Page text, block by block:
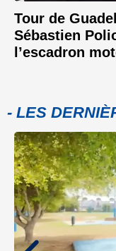
Tour de
Sébastien
l’escadron
- LES